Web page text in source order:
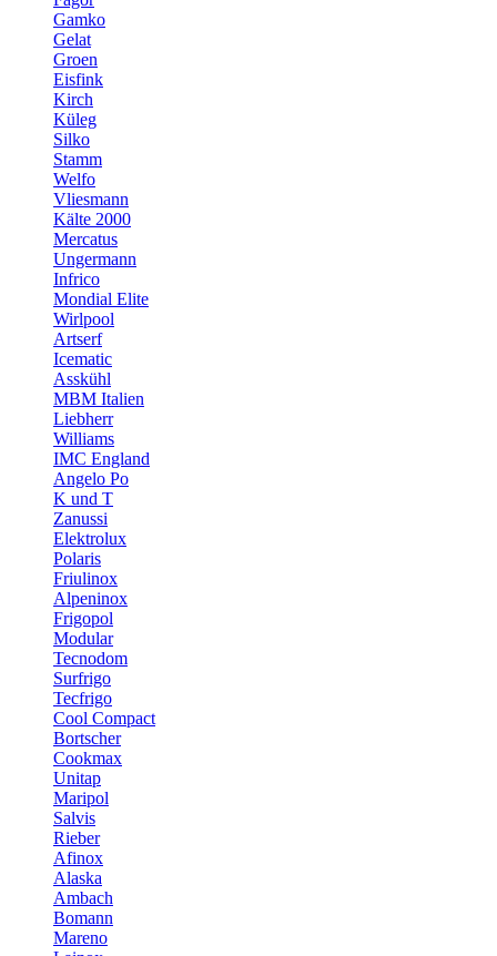
Gamko
Gelat
Groen
Eisfink
Kirch
Küleg
Silko
Stamm
Welfo
Vliesmann
Kälte 2000
Mercatus
Ungermann
Infrico
Mondial Elite
Wirlpool
Artserf
Icematic
Asskühl
MBM Italien
Liebherr
Williams
IMC England
Angelo Po
K und T
Zanussi
Elektrolux
Polaris
Friulinox
Alpeninox
Frigopol
Modular
Tecnodom
Surfrigo
Tecfrigo
Cool Compact
Bortscher
Cookmax
Unitap
Maripol
Salvis
Rieber
Afinox
Alaska
Ambach
Bomann
Mareno